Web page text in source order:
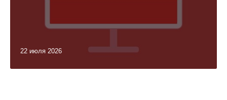
22 июля 2026